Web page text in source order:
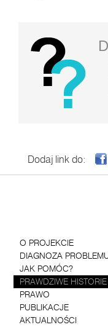
Dodaj link do:
O PROJEKCIE
DIAGNOZA
JAK POMÓC?
PRAWDZIWE HISTORIE
PRAWO
PUBLIKACJE
AKTUALNOŚCI